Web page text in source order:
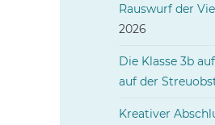
Rauswurf der
2026
Die Klasse 3b
auf der
Kreativer